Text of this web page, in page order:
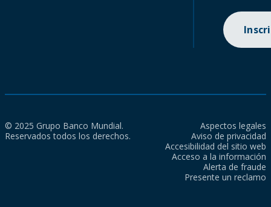
© 2025 Grupo Banco Mundial.
Reservados todos los derechos.
Aspectos legales
Aviso de privacidad
Accesibilidad del sitio web
Acceso a la información
Alerta de fraude
Presente un reclamo